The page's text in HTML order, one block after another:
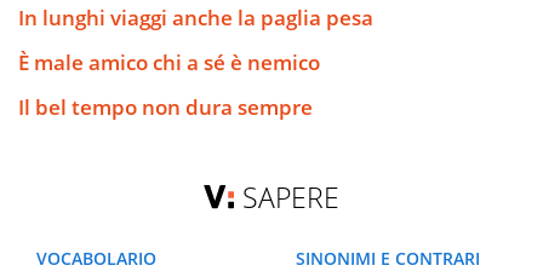
In lunghi viaggi anche la paglia pesa
È male amico chi a sé è nemico
Il bel tempo non dura sempre
SAPERE
VOCABOLARIO
SINONIMI E CONTRARI